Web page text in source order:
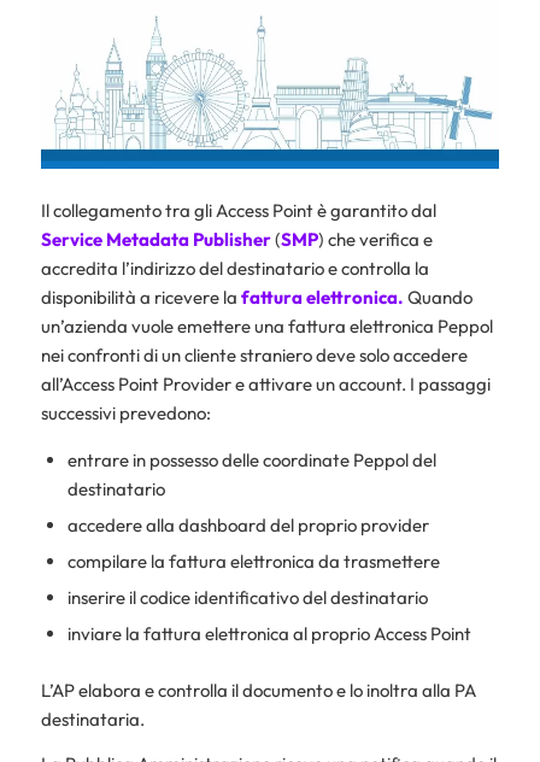
Il collegamento tra gli Access Point è garantito dal
Service Metadata Publisher(SMP) che verifica e
accredita l’indirizzo del destinatario e controlla la
disponibilità a ricevere la fattura elettronica. Quando
un’azienda vuole emettere una fattura elettronica Peppol
nei confronti di un cliente straniero deve solo accedere
all’Access Point Provider e attivare un account. I passaggi
successivi prevedono:
entrare in possesso delle coordinate Peppol del
destinatario
accedere alla dashboard del proprio provider
compilare la fattura elettronica da trasmettere
inserire il codice identificativo del destinatario
inviare la fattura elettronica al proprio Access Point
L’AP elabora e controlla il documento e lo inoltra alla PA
destinataria.